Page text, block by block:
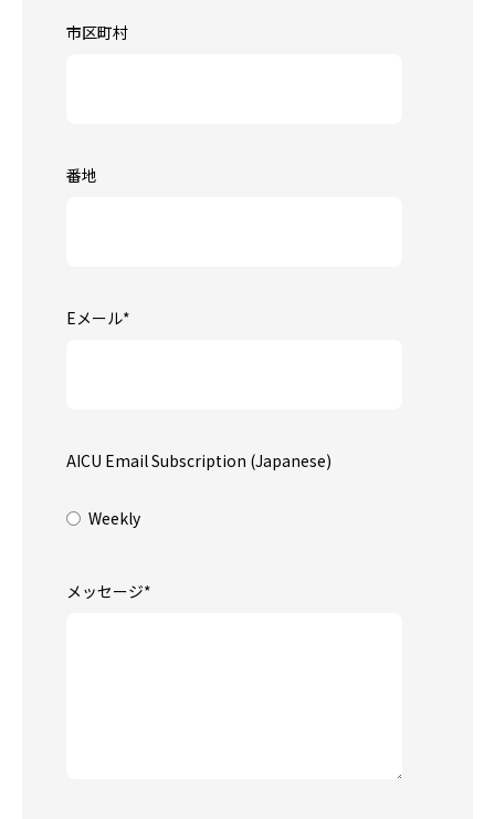
市区町村
番地
Eメール*
AICU Email Subscription (Japanese)
Weekly
メッセージ*